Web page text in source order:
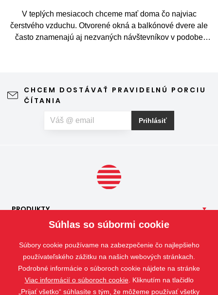
V teplých mesiacoch chceme mať doma čo najviac
čerstvého vzduchu. Otvorené okná a balkónové dvere ale
často znamenajú aj nezvaných návštevníkov v podobe
leto naplno. Kvalitná sieťka na hmyz zároveň nijako neruší
výhľad z okna ani vzhľad domu, vyžaduje len minimálnu
vás okrem hmyzu trápia aj peľové alergie, môžete zvoliť
špeciálnu sieť proti peľu, ktorá pomáha obmedziť
CHCEM DOSTÁVAŤ PRAVIDELNÚ PORCIU
ČÍTANIA
Prihlásiť
PRODUKTY
SLUŽBY
ISOTRA
KONTAKT
Súhlas so súbormi cookie
Súbory cookie používame na zabezpečenie čo najlepšieho
používateľského zážitku na našich webových stránkach.
Podrobné informácie o súboroch cookie nájdete na stránke
Viac informácií o súboroch cookie. Kliknutím na tlačidlo
„Prijať všetko“ súhlasíte s tým, že môžeme používať všetky